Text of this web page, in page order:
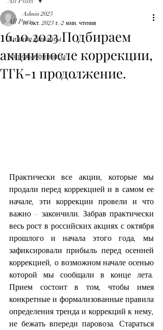
All Posts
Личные финансы
Мировые финансы
16.10.2023 Подбираем
акции после коррекции,
ТГК-1 продолжение.
Admin 2023
16 окт. 2023 г. 2 мин. чтения
Практически все акции, которые мы
продали перед коррекцией и в самом ее
начале, эти коррекции провели и что
важно – закончили. Забрав практически
весь рост в российских акциях с октября
прошлого и начала этого года, мы
зафиксировали прибыль перед осенней
коррекцией, о возможном начале осенью
которой мы сообщали в конце лета.
Прием состоит в том, чтобы имея
конкретные и формализованные правила
определения тренда и коррекций к нему,
не бежать впереди паровоза. Стараться